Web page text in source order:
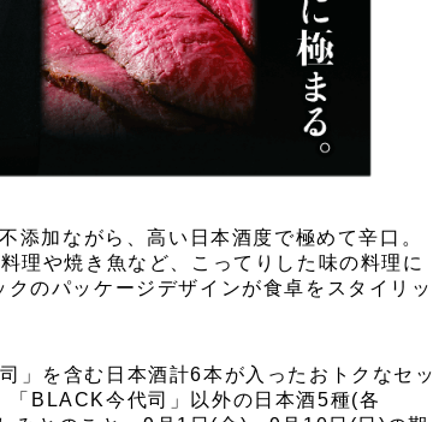
添加ながら、高い日本酒度で極めて辛口。
理や焼き魚など、こってりした味の料理に
のパッケージデザインが食卓をスタイリッ
」を含む日本酒計6本が入ったおトクなセッ
「BLACK今代司」以外の日本酒5種(各